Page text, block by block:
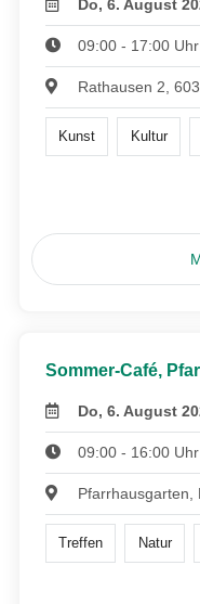
Do, 6. August
09:00 - 17:00 Uhr
Rathausen 2,
Kunst Kultur
Sommer-Café,
Do, 6. August
09:00 - 16:00 Uhr
Pfarrhausgarten,
Treffen Natur